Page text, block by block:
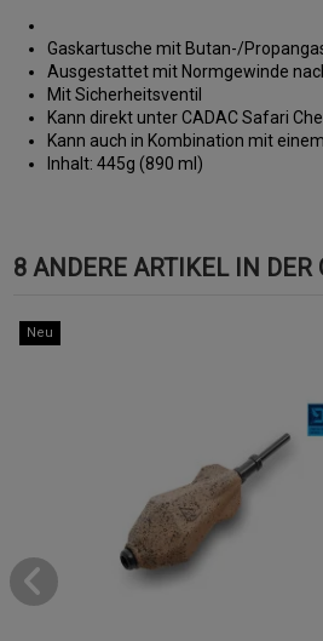
Gaskartusche mit Butan-/
Ausgestattet mit Normgewinde
Mit Sicherheitsventil
Kann direkt unter CADAC Safari
Kann auch in Kombination mit
Inhalt: 445g (890 ml)
8 ANDERE ARTIKEL IN DER
Neu